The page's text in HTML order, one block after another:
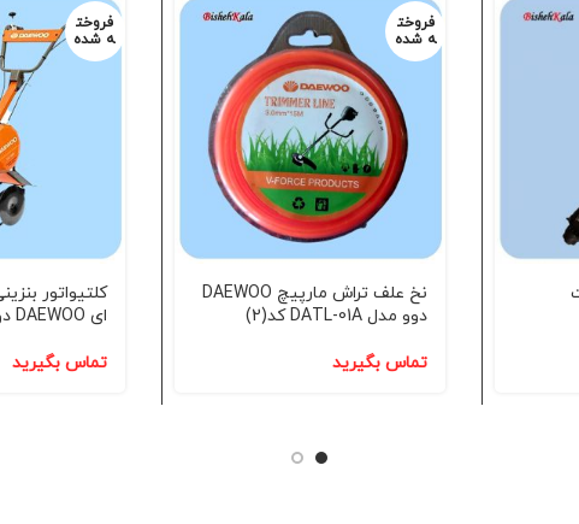
وات
فروخت
ه شده
نخ علف تراش مارپیچ DAEWOO
دوو مدل DATL-01A کد(2)
تماس بگیرید
فروخت
ه شده
ای DAEWOO دوو کد(2)
تماس بگیرید